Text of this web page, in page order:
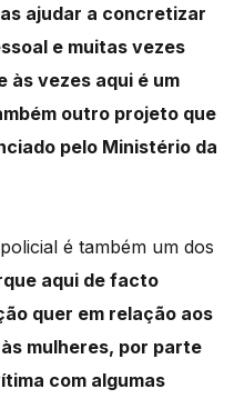
ajudar a concretizar
e muitas vezes
às vezes aqui é um
outro projeto que
pelo Ministério da
é também um dos
aqui de facto
quer em relação aos
mulheres, por parte
com algumas